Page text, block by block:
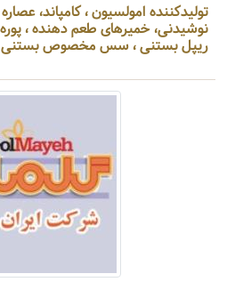
تولیدکننده امولسیون ، کامپاند،
نوشیدنی، خمیرهای طعم دهنده ، پوره
ریپل بستنی ، سس مخصوص بستنی ...